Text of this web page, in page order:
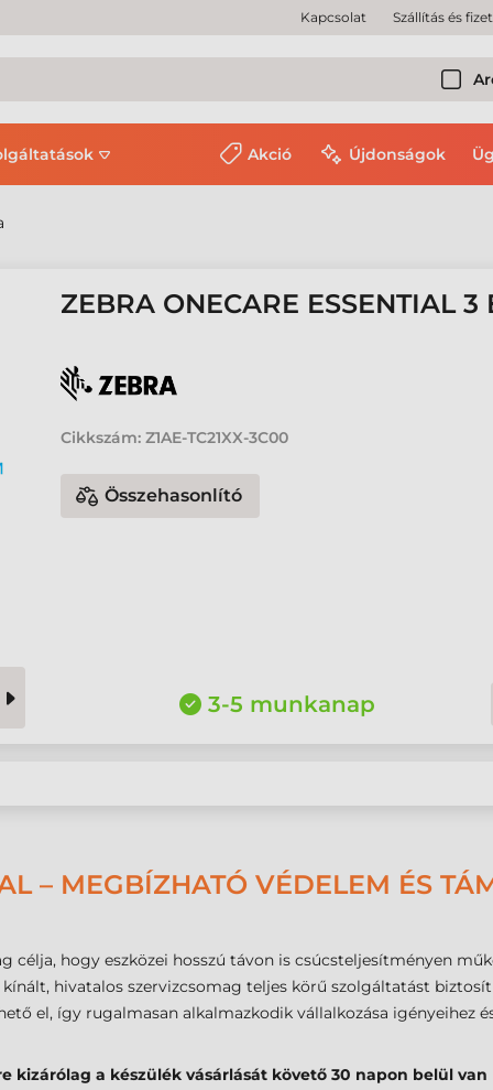
Kapcsolat Szállítás és
Akció Újdonságok
ZEBRA ONECARE ESSENTIAL 3
Cikkszám: Z1AE-TC21XX-3C00
Összehasonlító
3-5 munkanap
– MEGBÍZHATÓ VÉDELEM ÉS
célja, hogy eszközei hosszú távon is csúcsteljesítményen
hivatalos szervizcsomag teljes körű szolgáltatást
el, így rugalmasan alkalmazkodik vállalkozása igényeihez
kizárólag a készülék vásárlását követő 30 napon belül van